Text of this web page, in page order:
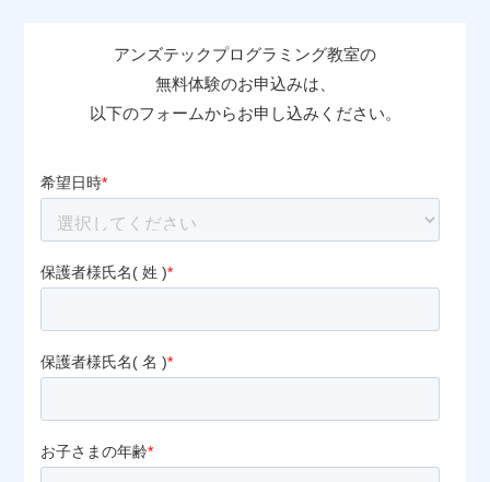
アンズテックプログラミング教室の
無料体験のお申込みは、
以下のフォームからお申し込みください。